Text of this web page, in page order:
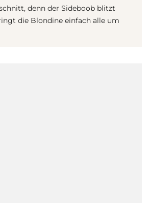
denn der Sideboob blitzt
die Blondine einfach alle um